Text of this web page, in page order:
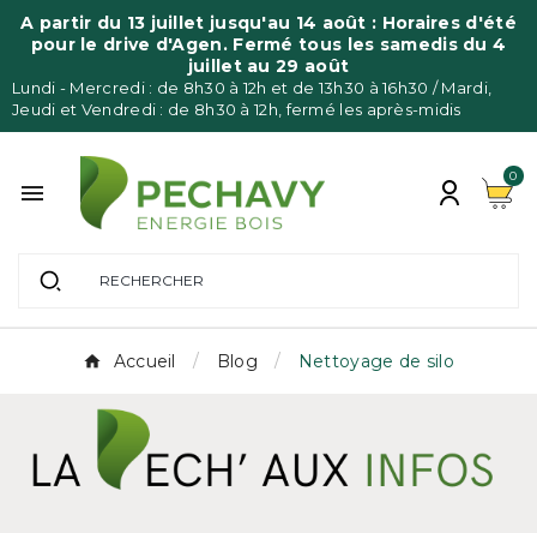
A partir du 13 juillet jusqu'au 14 août : Horaires d'été
pour le drive d'Agen. Fermé tous les samedis du 4
juillet au 29 août
Lundi - Mercredi : de 8h30 à 12h et de 13h30 à 16h30 / Mardi,
Jeudi et Vendredi : de 8h30 à 12h, fermé les après-midis

0
Accueil Blog Nettoyage de silo